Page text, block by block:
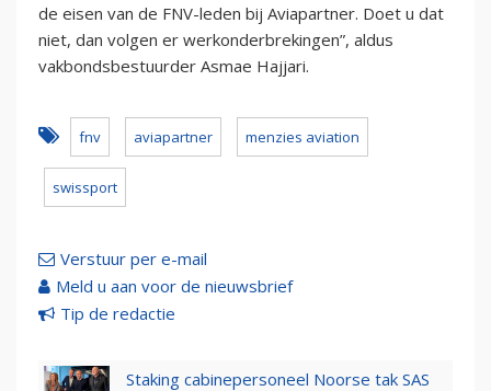
de eisen van de FNV-leden bij Aviapartner. Doet u dat
niet, dan volgen er werkonderbrekingen”, aldus
vakbondsbestuurder Asmae Hajjari.
fnv aviapartner menzies aviation
swissport
Verstuur per e-mail
Meld u aan voor de nieuwsbrief
Tip de redactie
Staking cabinepersoneel Noorse tak SAS